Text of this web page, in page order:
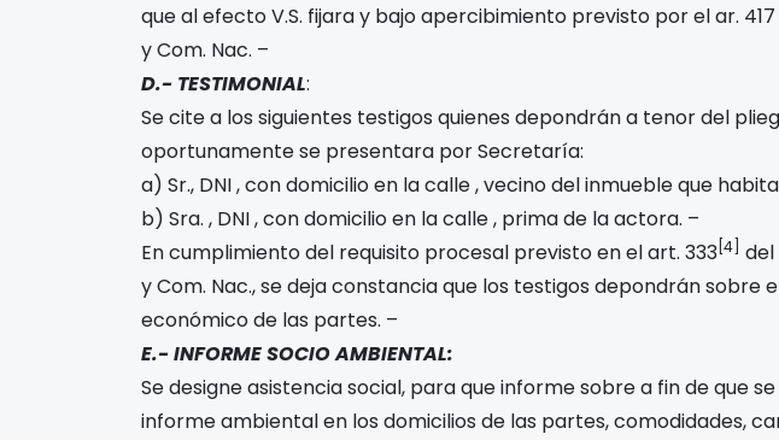
que al efecto V.S. fijara y bajo apercibimiento previsto por el ar. 417
y Com. Nac. –
D.- TESTIMONIAL:
Se cite a los siguientes testigos quienes depondrán a tenor del
oportunamente se presentara por Secretaría:
a) Sr., DNI, con domicilio en la calle, vecino del inmueble que
b) Sra. , DNI, con domicilio en la calle, prima de la actora. –
En cumplimiento del requisito procesal previsto en el art. 333 [4] del
y Com. Nac., se deja constancia que los testigos depondrán sobre
económico de las partes. –
E.- INFORME SOCIO AMBIENTAL:
Se designe asistencia social, para que informe sobre a fin de que
informe ambiental en los domicilios de las partes, comodidades,